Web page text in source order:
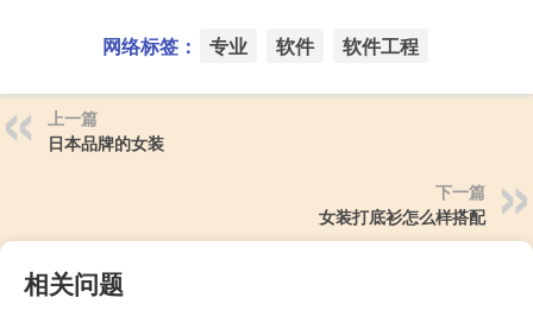
网络标签： 专业 软件 软件工程
上一篇
日本品牌的女装
下一篇
女装打底衫怎么样搭配
相关问题